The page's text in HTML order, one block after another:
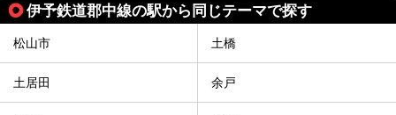
伊予鉄道郡中線の駅から同じテーマで探す
松山市 土橋
土居田 余戸